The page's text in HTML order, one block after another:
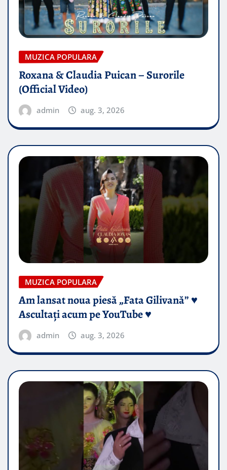
MUZICA POPULARA
Roxana & Claudia Puican – Surorile
(Official Video)
admin aug. 3, 2026
MUZICA POPULARA
Am lansat noua piesă „Fata Gilivană” ♥️
Ascultați acum pe YouTube ♥️
admin aug. 3, 2026